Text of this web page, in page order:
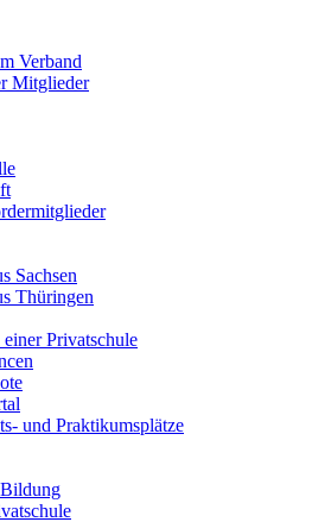
Verband
Mitglieder
Sachsen
Thüringen
Privatschule
und Praktikumsplätze